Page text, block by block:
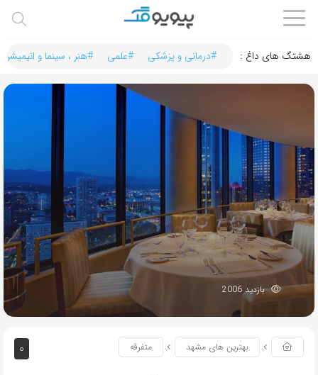
هشتگ های داغ :‌ #درمانی و پزشکی #علمی #هنر ، سینما و انیمیشن
بازدید 2006
0 بهترین های مشهد متفرقه